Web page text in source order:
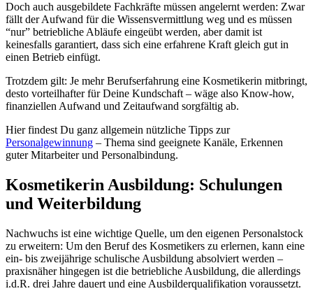
Doch auch ausgebildete Fachkräfte müssen angelernt werden: Zwar
fällt der Aufwand für die Wissensvermittlung weg und es müssen
“nur” betriebliche Abläufe eingeübt werden, aber damit ist
keinesfalls garantiert, dass sich eine erfahrene Kraft gleich gut in
einen Betrieb einfügt.
Trotzdem gilt: Je mehr Berufserfahrung eine Kosmetikerin mitbringt,
desto vorteilhafter für Deine Kundschaft – wäge also Know-how,
finanziellen Aufwand und Zeitaufwand sorgfältig ab.
Hier findest Du ganz allgemein nützliche Tipps zur
Personalgewinnung – Thema sind geeignete Kanäle, Erkennen
guter Mitarbeiter und Personalbindung.
Kosmetikerin Ausbildung: Schulungen
und Weiterbildung
Nachwuchs ist eine wichtige Quelle, um den eigenen Personalstock
zu erweitern: Um den Beruf des Kosmetikers zu erlernen, kann eine
ein- bis zweijährige schulische Ausbildung absolviert werden –
praxisnäher hingegen ist die betriebliche Ausbildung, die allerdings
i.d.R. drei Jahre dauert und eine Ausbilderqualifikation voraussetzt.